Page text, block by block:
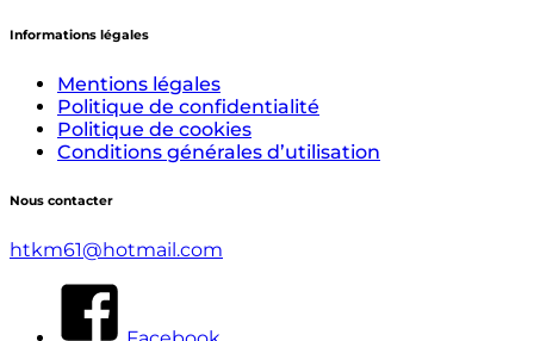
Informations légales
Mentions légales
Politique de confidentialité
Politique de cookies
Conditions générales d’utilisation
Nous contacter
htkm61@hotmail.com